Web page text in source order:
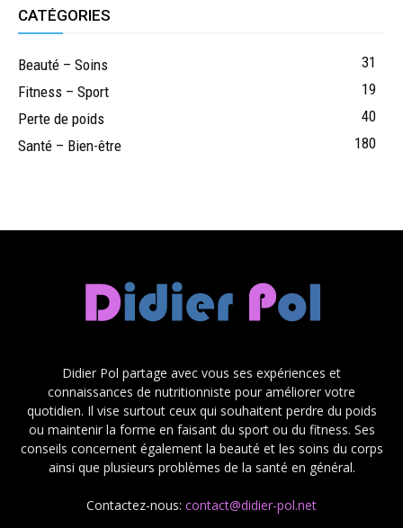
CATÉGORIES
Beauté – Soins
31
Fitness – Sport
19
Perte de poids
40
Santé – Bien-être
180
Didier Pol partage avec vous ses expériences et
connaissances de nutritionniste pour améliorer votre
quotidien. Il vise surtout ceux qui souhaitent perdre du poids
ou maintenir la forme en faisant du sport ou du fitness. Ses
conseils concernent également la beauté et les soins du corps
ainsi que plusieurs problèmes de la santé en général.
Contactez-nous: contact@didier-pol.net